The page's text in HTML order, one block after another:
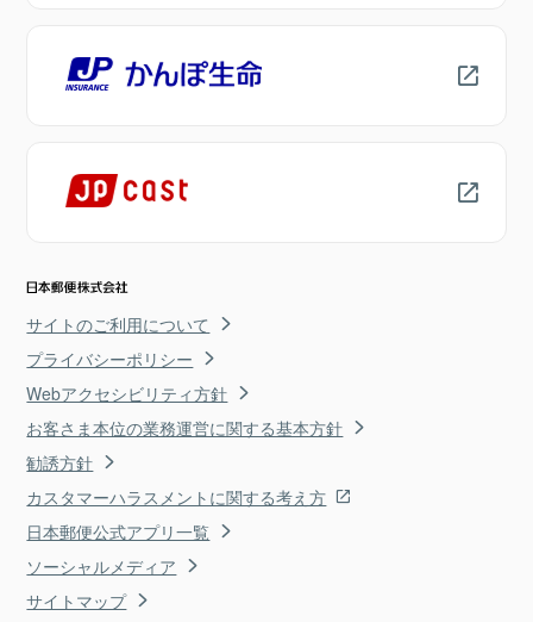
サイトのご利用について
プライバシーポリシー
Webアクセシビリティ方針
お客さま本位の業務運営に関する基本方針
勧誘方針
カスタマーハラスメントに関する考え方
日本郵便公式アプリ一覧
ソーシャルメディア
サイトマップ